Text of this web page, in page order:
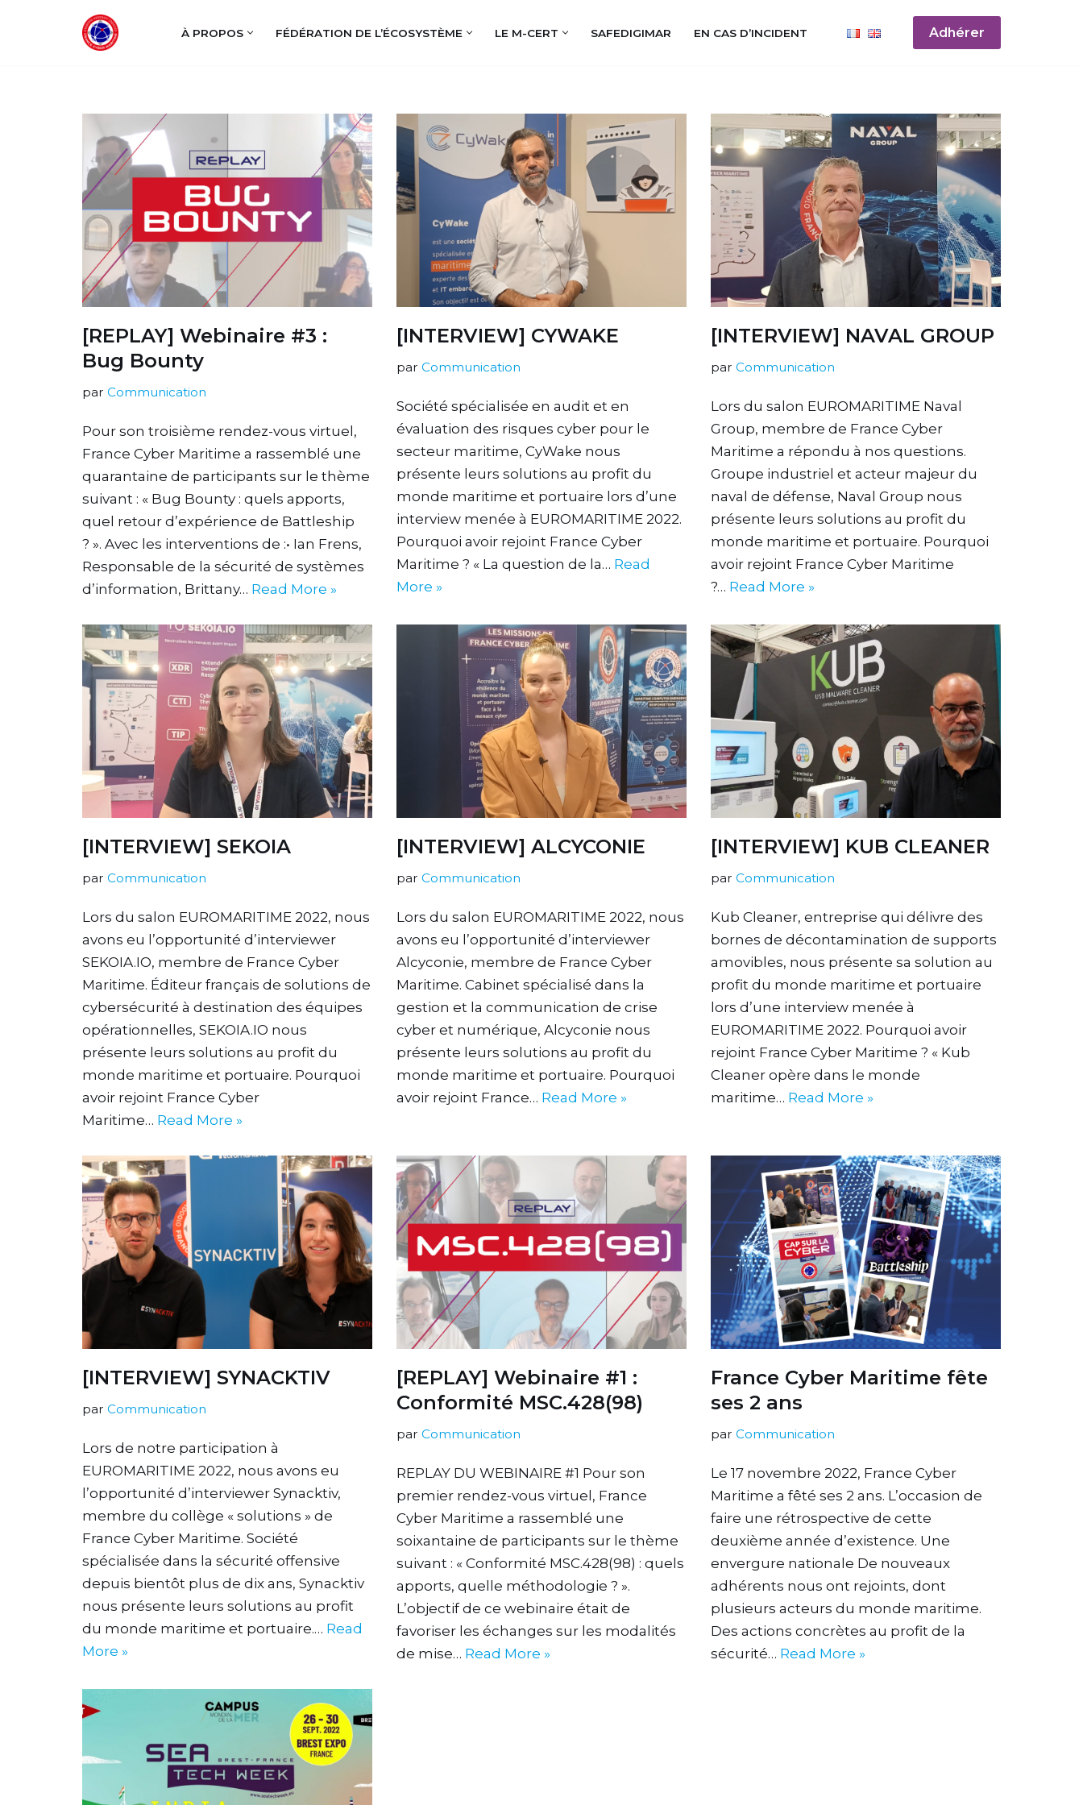
À PROPOS FÉDÉRATION DE L’ÉCOSYSTÈME LE M-CERT SAFEDIGIMAR EN CAS D’INCIDENT Adhérer
[REPLAY] Webinaire #3 :
Bug Bounty
par Communication
Pour son troisième rendez-vous virtuel,
France Cyber Maritime a rassemblé une
quarantaine de participants sur le thème
suivant : « Bug Bounty : quels apports,
quel retour d’expérience de Battleship
? ». Avec les interventions de :• Ian Frens,
Responsable de la sécurité de systèmes
d’information, Brittany… Read More »
[INTERVIEW] CYWAKE
par Communication
Société spécialisée en audit et en
évaluation des risques cyber pour le
secteur maritime, CyWake nous
présente leurs solutions au profit du
monde maritime et portuaire lors d’une
interview menée à EUROMARITIME 2022.
Pourquoi avoir rejoint France Cyber
Maritime ? « La question de la… Read
More »
[INTERVIEW] NAVAL GROUP
par Communication
Lors du salon EUROMARITIME Naval
Group, membre de France Cyber
Maritime a répondu à nos questions.
Groupe industriel et acteur majeur du
naval de défense, Naval Group nous
présente leurs solutions au profit du
monde maritime et portuaire. Pourquoi
avoir rejoint France Cyber Maritime
?… Read More »
[INTERVIEW] SEKOIA
par Communication
Lors du salon EUROMARITIME 2022, nous
avons eu l’opportunité d’interviewer
SEKOIA.IO, membre de France Cyber
Maritime. Éditeur français de solutions de
cybersécurité à destination des équipes
opérationnelles, SEKOIA.IO nous
présente leurs solutions au profit du
monde maritime et portuaire. Pourquoi
avoir rejoint France Cyber
Maritime… Read More »
[INTERVIEW] ALCYCONIE
par Communication
Lors du salon EUROMARITIME 2022, nous
avons eu l’opportunité d’interviewer
Alcyconie, membre de France Cyber
Maritime. Cabinet spécialisé dans la
gestion et la communication de crise
cyber et numérique, Alcyconie nous
présente leurs solutions au profit du
monde maritime et portuaire. Pourquoi
avoir rejoint France… Read More »
[INTERVIEW] KUB CLEANER
par Communication
Kub Cleaner, entreprise qui délivre des
bornes de décontamination de supports
amovibles, nous présente sa solution au
profit du monde maritime et portuaire
lors d’une interview menée à
EUROMARITIME 2022. Pourquoi avoir
rejoint France Cyber Maritime ? « Kub
Cleaner opère dans le monde
maritime… Read More »
[INTERVIEW] SYNACKTIV
par Communication
Lors de notre participation à
EUROMARITIME 2022, nous avons eu
l’opportunité d’interviewer Synacktiv,
membre du collège « solutions » de
France Cyber Maritime. Société
spécialisée dans la sécurité offensive
depuis bientôt plus de dix ans, Synacktiv
nous présente leurs solutions au profit
du monde maritime et portuaire.… Read
More »
[REPLAY] Webinaire #1 :
Conformité MSC.428(98)
par Communication
REPLAY DU WEBINAIRE #1 Pour son
premier rendez-vous virtuel, France
Cyber Maritime a rassemblé une
soixantaine de participants sur le thème
suivant : « Conformité MSC.428(98) : quels
apports, quelle méthodologie ? ».
L’objectif de ce webinaire était de
favoriser les échanges sur les modalités
de mise… Read More »
France Cyber Maritime fête
ses 2 ans
par Communication
Le 17 novembre 2022, France Cyber
Maritime a fêté ses 2 ans. L’occasion de
faire une rétrospective de cette
deuxième année d’existence. Une
envergure nationale De nouveaux
adhérents nous ont rejoints, dont
plusieurs acteurs du monde maritime.
Des actions concrètes au profit de la
sécurité… Read More »